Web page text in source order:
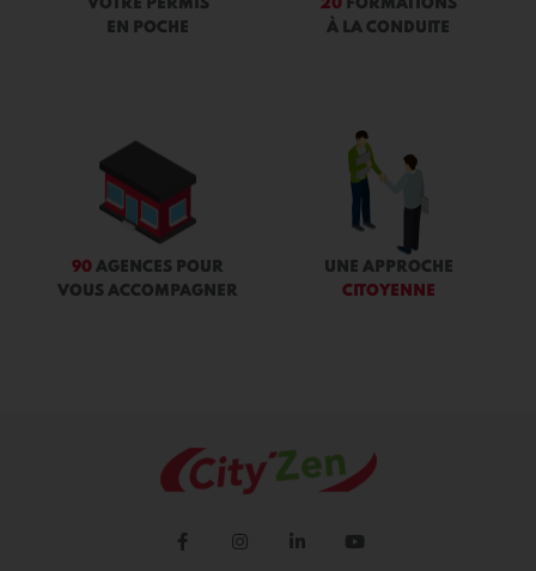
VOTRE PERMIS
EN POCHE
20FORMATIONS
À LA CONDUITE
90 AGENCES POUR
VOUS ACCOMPAGNER
UNE APPROCHE
CITOYENNE